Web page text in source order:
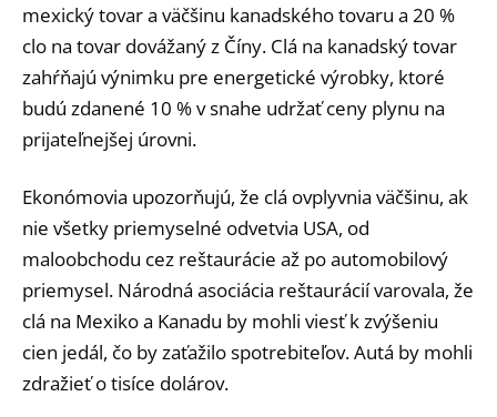
mexický tovar a väčšinu kanadského tovaru a 20 %
clo na tovar dovážaný z Číny. Clá na kanadský tovar
zahŕňajú výnimku pre energetické výrobky, ktoré
budú zdanené 10 % v snahe udržať ceny plynu na
prijateľnejšej úrovni.
Ekonómovia upozorňujú, že clá ovplyvnia väčšinu, ak
nie všetky priemyselné odvetvia USA, od
maloobchodu cez reštaurácie až po automobilový
priemysel. Národná asociácia reštaurácií varovala, že
clá na Mexiko a Kanadu by mohli viesť k zvýšeniu
cien jedál, čo by zaťažilo spotrebiteľov. Autá by mohli
zdražieť o tisíce dolárov.